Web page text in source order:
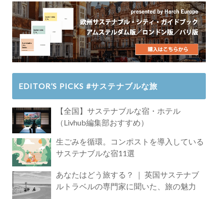
EDITOR’S PICKS #サステナブルな旅
【全国】サステナブルな宿・ホテル
（Livhub編集部おすすめ）
生ごみを循環。コンポストを導入している
サステナブルな宿11選
あなたはどう旅する？ ｜ 英国サステナブ
ルトラベルの専門家に聞いた、旅の魅力